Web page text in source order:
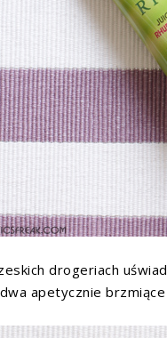
drogeriach
apetycznie